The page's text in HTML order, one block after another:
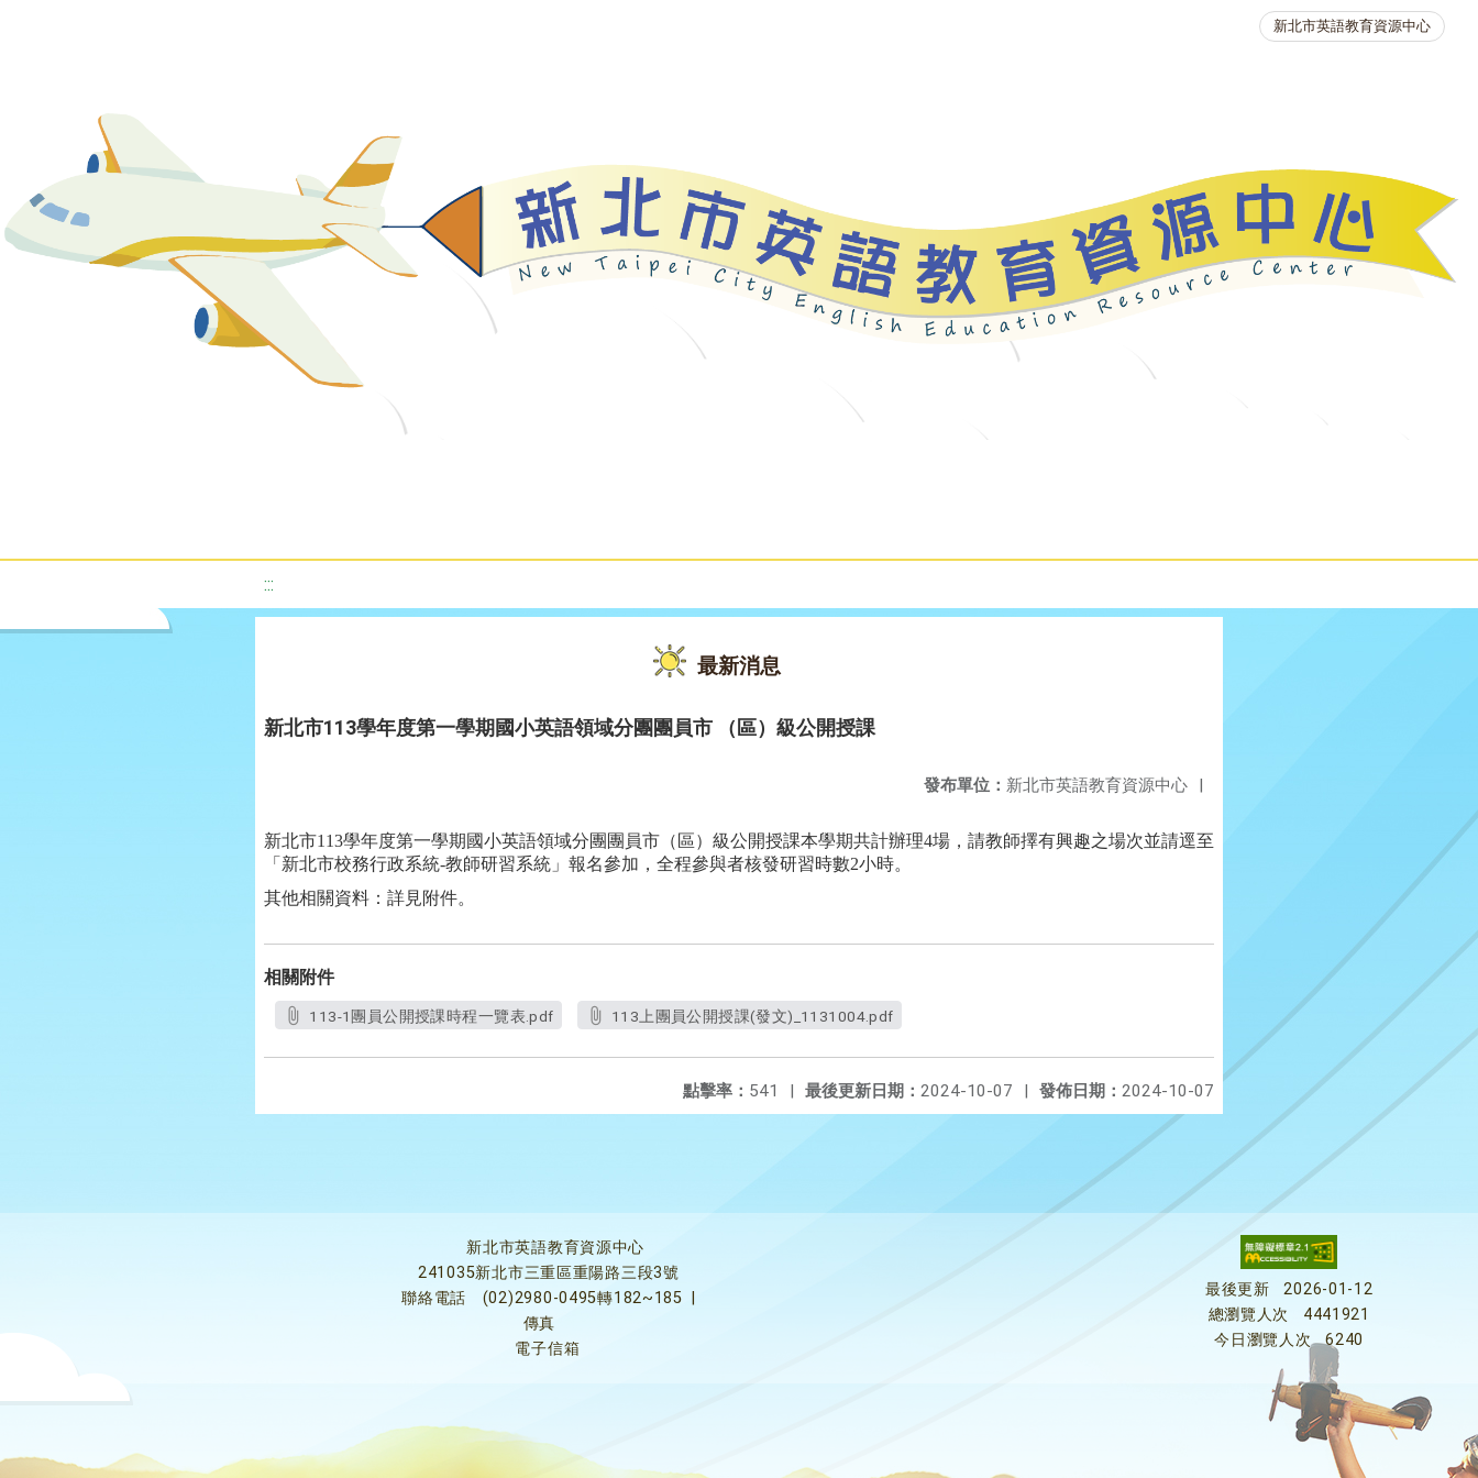
新北市英語教育資源中心
:::
最新消息
新北市113學年度第一學期國小英語領域分團團員市 （區）級公開授課
發布單位： 新北市英語教育資源中心 |
新北市113學年度第一學期國小英語領域分團團員市（區）級公開授課本學期共計辦理4場，請教師擇有興趣之場次並請逕至
「新北市校務行政系統-教師研習系統」報名參加，全程參與者核發研習時數2小時。
其他相關資料：詳見附件。
相關附件
113-1團員公開授課時程一覽表.pdf 113上團員公開授課(發文)_1131004.pdf
發佈日期： 2024-10-07
最後更新日期： 2024-10-07 |
點擊率： 541 |
新北市英語教育資源中心
241035新北市三重區重陽路三段3號
聯絡電話
(02)2980-0495轉182~185
傳真
電子信箱
最後更新
2026-01-12
總瀏覽人次
4441921
今日瀏覽人次
6240